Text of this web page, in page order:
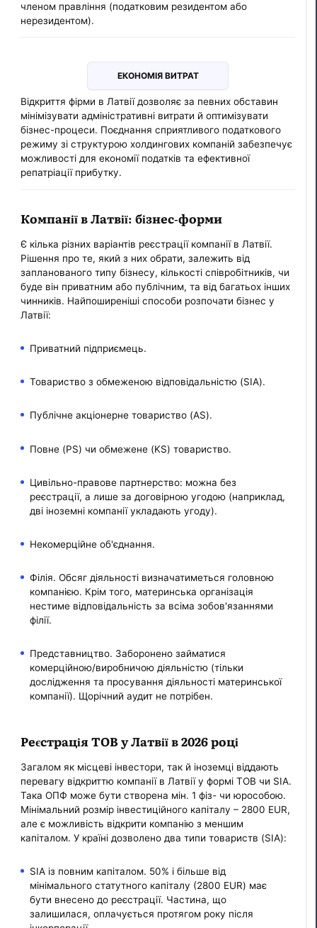
членом правління (податковим резидентом або
нерезидентом).
ЕКОНОМІЯ ВИТРАТ
Відкриття фірми в Латвії дозволяє за певних обставин
мінімізувати адміністративні витрати й оптимізувати
бізнес-процеси. Поєднання сприятливого податкового
режиму зі структурою холдингових компаній забезпечує
можливості для економії податків та ефективної
репатріації прибутку.
Компанії в Латвії: бізнес-форми
Є кілька різних варіантів реєстрації компанії в Латвії.
Рішення про те, який з них обрати, залежить від
запланованого типу бізнесу, кількості співробітників, чи
буде він приватним або публічним, та від багатьох інших
чинників. Найпоширеніші способи розпочати бізнес у
Латвії:
Приватний підприємець.
Товариство з обмеженою відповідальністю (SIA).
Публічне акціонерне товариство (AS).
Повне (PS) чи обмежене (KS) товариство.
Цивільно-правове партнерство: можна без
реєстрації, а лише за договірною угодою (наприклад,
дві іноземні компанії укладають угоду).
Некомерційне об'єднання.
Філія. Обсяг діяльності визначатиметься головною
компанією. Крім того, материнська організація
нестиме відповідальність за всіма зобов'язаннями
філії.
Представництво. Заборонено займатися
комерційною/виробничою діяльністю (тільки
дослідження та просування діяльності материнської
компанії). Щорічний аудит не потрібен.
Реєстрація ТОВ у Латвії в 2026 році
Загалом як місцеві інвестори, так й іноземці віддають
перевагу відкриттю компанії в Латвії у формі ТОВ чи SIA.
Така ОПФ може бути створена мін. 1 фіз- чи юрособою.
Мінімальний розмір інвестиційного капіталу – 2800 EUR,
але є можливість відкрити компанію з меншим
капіталом. У країні дозволено два типи товариств (SIA):
SIA із повним капіталом. 50% і більше від
мінімального статутного капіталу (2800 EUR) має
бути внесено до реєстрації. Частина, що
залишилася, оплачується протягом року після